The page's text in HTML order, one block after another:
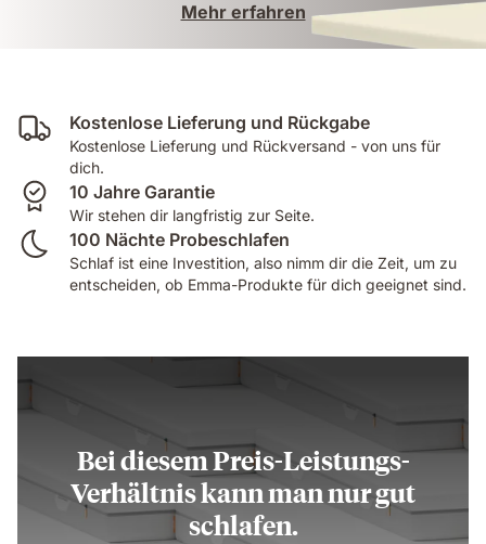
Mehr erfahren
Kostenlose Lieferung und Rückgabe
Kostenlose Lieferung und Rückversand - von uns für
dich.
10 Jahre Garantie
Wir stehen dir langfristig zur Seite.
100 Nächte Probeschlafen
Schlaf ist eine Investition, also nimm dir die Zeit, um zu
entscheiden, ob Emma-Produkte für dich geeignet sind.
Bei diesem Preis-Leistungs-
Verhältnis kann man nur gut
schlafen.